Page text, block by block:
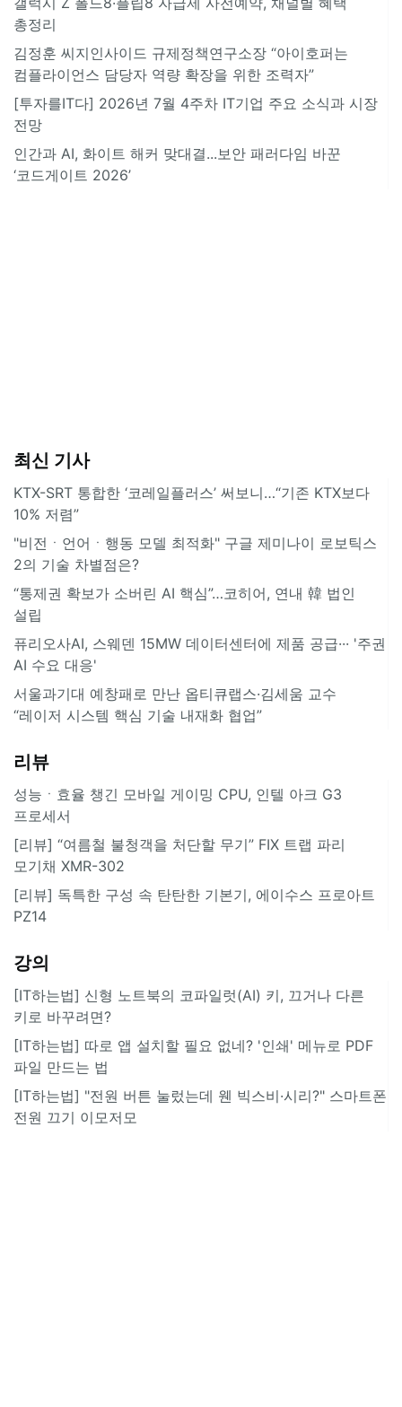
총정리
김정훈 씨지인사이드 규제정책연구소장 “아이호퍼는
컴플라이언스 담당자 역량 확장을 위한 조력자”
[투자를IT다] 2026년 7월 4주차 IT기업 주요 소식과 시장
전망
인간과 AI, 화이트 해커 맞대결...보안 패러다임 바꾼
‘코드게이트 2026’
최신 기사
KTX-SRT 통합한 ‘코레일플러스’ 써보니…“기존 KTX보다
10% 저렴”
"비전ㆍ언어ㆍ행동 모델 최적화" 구글 제미나이 로보틱스
2의 기술 차별점은?
“통제권 확보가 소버린 AI 핵심”…코히어, 연내 韓 법인
설립
퓨리오사AI, 스웨덴 15MW 데이터센터에 제품 공급··· '주권
AI 수요 대응'
서울과기대 예창패로 만난 옵티큐랩스·김세움 교수
“레이저 시스템 핵심 기술 내재화 협업”
리뷰
성능ㆍ효율 챙긴 모바일 게이밍 CPU, 인텔 아크 G3
프로세서
[리뷰] “여름철 불청객을 처단할 무기” FIX 트랩 파리
모기채 XMR-302
[리뷰] 독특한 구성 속 탄탄한 기본기, 에이수스 프로아트
PZ14
강의
[IT하는법] 신형 노트북의 코파일럿(AI) 키, 끄거나 다른
키로 바꾸려면?
[IT하는법] 따로 앱 설치할 필요 없네? '인쇄' 메뉴로 PDF
파일 만드는 법
[IT하는법] "전원 버튼 눌렀는데 웬 빅스비·시리?" 스마트폰
전원 끄기 이모저모